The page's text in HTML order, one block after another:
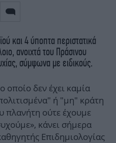
και 4 ύποπτα περιστατικά
ανοιχτά του Πράσινου
σύμφωνα με ειδικούς.
οποίο δεν έχει καμία
ή "μη" κράτη
πλανήτη ούτε έχουμε
κάνει σήμερα
Επιδημιολογίας